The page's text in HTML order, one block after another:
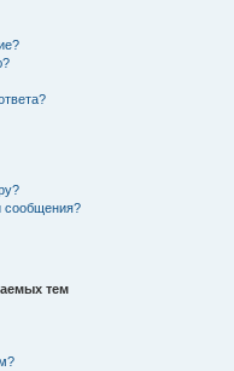
сообщения?
тем